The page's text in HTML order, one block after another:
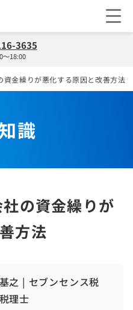
3635
～18:00
資金繰りが悪化する原因と改善方法
識
の資金繰りが
方法
之 | セブンセンス税
理士